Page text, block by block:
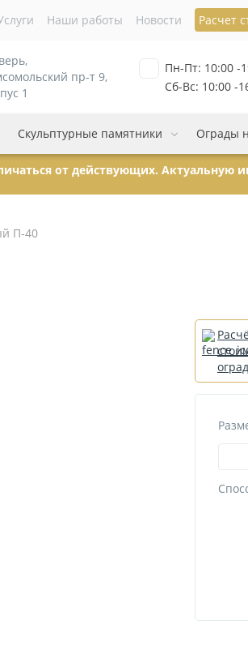
Наши работы Новости Расчет
пр-т 9,
1
Пн-Пт: 10:00 -
Сб-Вс: 10:00 -
Скульптурные памятники Ограды
от действующих.
П-40